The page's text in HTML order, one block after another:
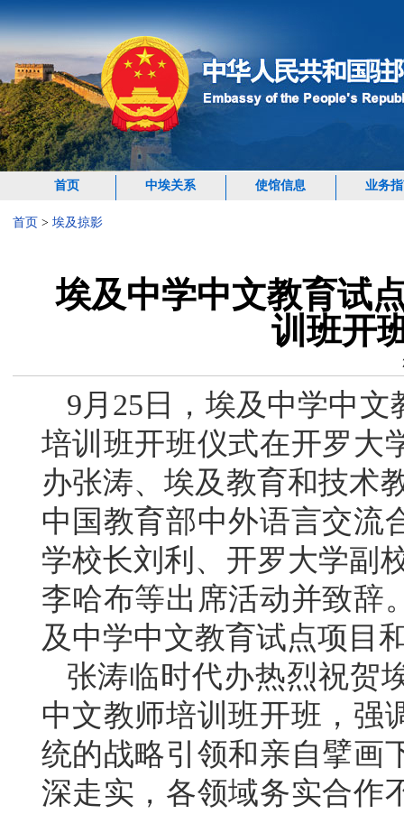
首页 中埃关系 使馆信息 业务
首页 > 埃及掠影
埃及中学中文教育试
训班开
9月25日，埃及中学中
培训班开班仪式在开罗大
办张涛、埃及教育和技术
中国教育部中外语言交流
学校长刘利、开罗大学副
李哈布等出席活动并致辞
及中学中文教育试点项目
张涛临时代办热烈祝贺
中文教师培训班开班，强
统的战略引领和亲自擘画
深走实，各领域务实合作